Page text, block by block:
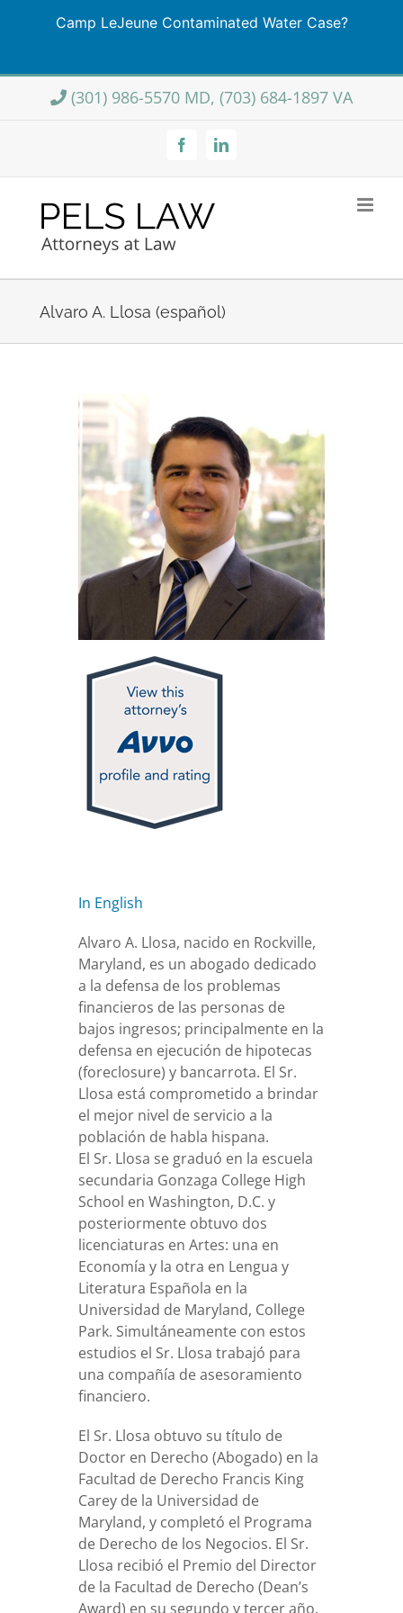
Camp LeJeune Contaminated Water Case?
Skip
(301) 986-5570 MD, (703) 684-1897 VA
FacebookLinkedIn
Alvaro A. Llosa (español)
In English
Alvaro A. Llosa, nacido en Rockville,
Maryland, es un abogado dedicado
a la defensa de los problemas
financieros de las personas de
bajos ingresos; principalmente en la
defensa en ejecución de hipotecas
(foreclosure) y bancarrota. El Sr.
Llosa está comprometido a brindar
el mejor nivel de servicio a la
población de habla hispana.
El Sr. Llosa se graduó en la escuela
secundaria Gonzaga College High
School en Washington, D.C. y
posteriormente obtuvo dos
licenciaturas en Artes: una en
Economía y la otra en Lengua y
Literatura Española en la
Universidad de Maryland, College
Park. Simultáneamente con estos
estudios el Sr. Llosa trabajó para
una compañía de asesoramiento
financiero.
El Sr. Llosa obtuvo su título de
Doctor en Derecho (Abogado) en la
Facultad de Derecho Francis King
Carey de la Universidad de
Maryland, y completó el Programa
de Derecho de los Negocios. El Sr.
Llosa recibió el Premio del Director
de la Facultad de Derecho (Dean’s
Award) en su segundo y tercer año.